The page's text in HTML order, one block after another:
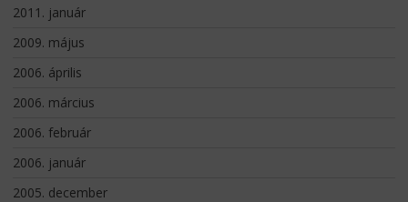
2011. január
2009. május
2006. április
2006. március
2006. február
2006. január
2005. december